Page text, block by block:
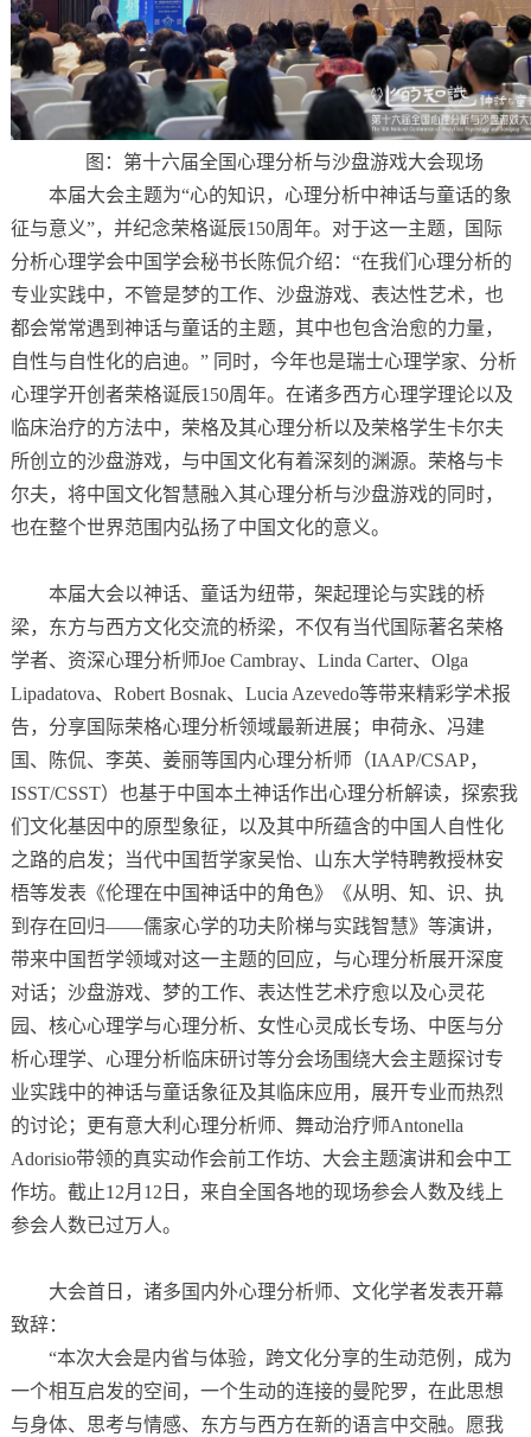
图：第十六届全国心理分析与沙盘游戏大会现场
本届大会主题为“心的知识，心理分析中神话与童话的象
征与意义”，并纪念荣格诞辰150周年。对于这一主题，国际
分析心理学会中国学会秘书长陈侃介绍：“在我们心理分析的
专业实践中，不管是梦的工作、沙盘游戏、表达性艺术，也
都会常常遇到神话与童话的主题，其中也包含治愈的力量，
自性与自性化的启迪。” 同时，今年也是瑞士心理学家、分析
心理学开创者荣格诞辰150周年。在诸多西方心理学理论以及
临床治疗的方法中，荣格及其心理分析以及荣格学生卡尔夫
所创立的沙盘游戏，与中国文化有着深刻的渊源。荣格与卡
尔夫，将中国文化智慧融入其心理分析与沙盘游戏的同时，
也在整个世界范围内弘扬了中国文化的意义。
本届大会以神话、童话为纽带，架起理论与实践的桥
梁，东方与西方文化交流的桥梁，不仅有当代国际著名荣格
学者、资深心理分析师Joe Cambray、Linda Carter、Olga
Lipadatova、Robert Bosnak、Lucia Azevedo等带来精彩学术报
告，分享国际荣格心理分析领域最新进展；申荷永、冯建
国、陈侃、李英、姜丽等国内心理分析师（IAAP/CSAP，
ISST/CSST）也基于中国本土神话作出心理分析解读，探索我
们文化基因中的原型象征，以及其中所蕴含的中国人自性化
之路的启发；当代中国哲学家吴怡、山东大学特聘教授林安
梧等发表《伦理在中国神话中的角色》《从明、知、识、执
到存在回归——儒家心学的功夫阶梯与实践智慧》等演讲，
带来中国哲学领域对这一主题的回应，与心理分析展开深度
对话；沙盘游戏、梦的工作、表达性艺术疗愈以及心灵花
园、核心心理学与心理分析、女性心灵成长专场、中医与分
析心理学、心理分析临床研讨等分会场围绕大会主题探讨专
业实践中的神话与童话象征及其临床应用，展开专业而热烈
的讨论；更有意大利心理分析师、舞动治疗师Antonella
Adorisio带领的真实动作会前工作坊、大会主题演讲和会中工
作坊。截止12月12日，来自全国各地的现场参会人数及线上
参会人数已过万人。
大会首日，诸多国内外心理分析师、文化学者发表开幕
致辞：
“本次大会是内省与体验，跨文化分享的生动范例，成为
一个相互启发的空间，一个生动的连接的曼陀罗，在此思想
与身体、思考与情感、东方与西方在新的语言中交融。愿我